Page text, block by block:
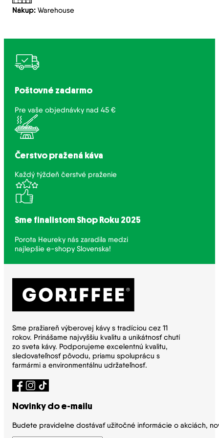
Nákup:Warehouse
Poštovné zadarmo
Pre vaše objednávky nad 45 €
Čerstvo pražená káva
Každý týždeň čerstvé praženie
Sme finalistom Shop Roku 2025
Porota Heureky nás zaradila medzi
najlepšie e-shopy Slovenska!
Sme pražiareň výberovej kávy s tradíciou cez 11
rokov. Prinášame najvyššiu kvalitu a unikátnosť chutí
zo sveta kávy. Podporujeme excelentnú kvalitu,
sledovateľnosť pôvodu, priamu spoluprácu s
farmármi a environmentálnu udržateľnosť.
Novinky do e-mailu
Budete pravidelne dostávať užitočné informácie o akciách,